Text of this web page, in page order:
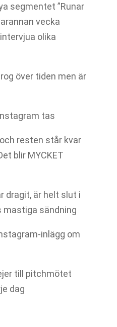
segmentet ”Runar
vecka
olika
över tiden men är
tas
resten står kvar
blir MYCKET
dragit, är helt slut i
mastiga sändning
inlägg om
till pitchmötet
dag